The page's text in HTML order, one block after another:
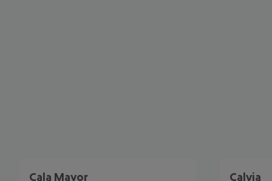
Cala Mayor Calvia